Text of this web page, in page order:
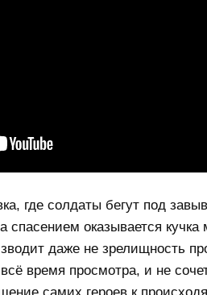
где солдаты бегут под
спасением оказывается
даже не зрелищность
время просмотра, и не